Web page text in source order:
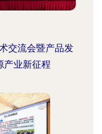
交流会暨产品发
产业新征程